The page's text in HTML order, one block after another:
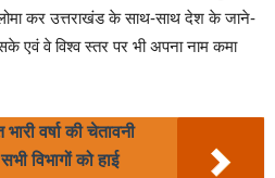
कर उत्तराखंड के साथ-साथ देश के जाने-
एवं वे विश्व स्तर पर भी अपना नाम कमा
वर्षा की चेतावनी
विभागों को हाई